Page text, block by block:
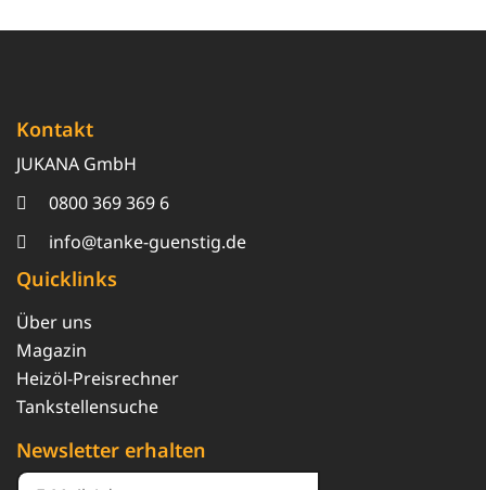
Kontakt
JUKANA GmbH
0800 369 369 6
info@tanke-guenstig.de
Quicklinks
Über uns
Magazin
Heizöl-Preisrechner
Tankstellensuche
Newsletter erhalten